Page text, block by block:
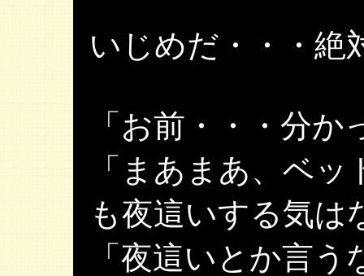
いじめだ・・・絶
「お前・・・分
「まあまあ、ベ
も夜這いする気は
「夜這いとか言う